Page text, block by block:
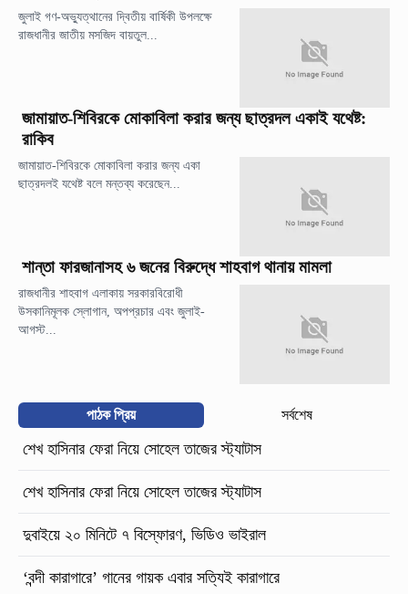
জুলাই গণ-অভ্যুত্থানের দ্বিতীয় বার্ষিকী উপলক্ষে
রাজধানীর জাতীয় মসজিদ বায়তুল...
জামায়াত-শিবিরকে মোকাবিলা করার জন্য ছাত্রদল একাই যথেষ্ট:
রাকিব
জামায়াত-শিবিরকে মোকাবিলা করার জন্য একা
ছাত্রদলই যথেষ্ট বলে মন্তব্য করেছেন...
শান্তা ফারজানাসহ ৬ জনের বিরুদ্ধে শাহবাগ থানায় মামলা
রাজধানীর শাহবাগ এলাকায় সরকারবিরোধী
উসকানিমূলক স্লোগান, অপপ্রচার এবং জুলাই-
আগস্ট...
পাঠক প্রিয় সর্বশেষ
শেখ হাসিনার ফেরা নিয়ে সোহেল তাজের স্ট্যাটাস
শেখ হাসিনার ফেরা নিয়ে সোহেল তাজের স্ট্যাটাস
দুবাইয়ে ২০ মিনিটে ৭ বিস্ফোরণ, ভিডিও ভাইরাল
‘বন্দী কারাগারে’ গানের গায়ক এবার সত্যিই কারাগারে